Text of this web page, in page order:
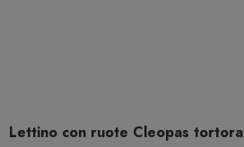
Lettino con ruote Cleopas tortora